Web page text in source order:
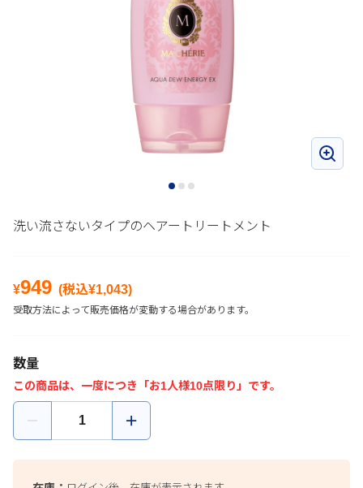
洗い流さないタイプのヘアートリートメント
¥949 (税込¥1,043)
受取方法によって販売価格が変動する場合があります。
数量
この商品は、一度につき「お1人様10点限り」です。